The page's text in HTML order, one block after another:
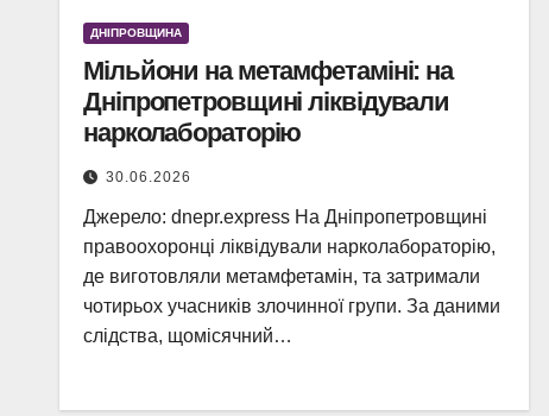
ДНІПРОВЩИНА
Мільйони на метамфетаміні: на
Дніпропетровщині ліквідували
нарколабораторію
30.06.2026
Джерело: dnepr.express На Дніпропетровщині
правоохоронці ліквідували нарколабораторію,
де виготовляли метамфетамін, та затримали
чотирьох учасників злочинної групи. За даними
слідства, щомісячний…